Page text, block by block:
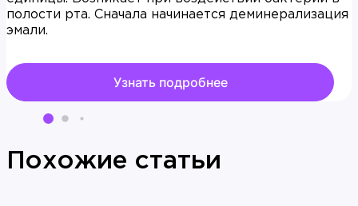
полости рта. Сначала начинается деминерализация
эмали.
Узнать подробнее
Похожие статьи